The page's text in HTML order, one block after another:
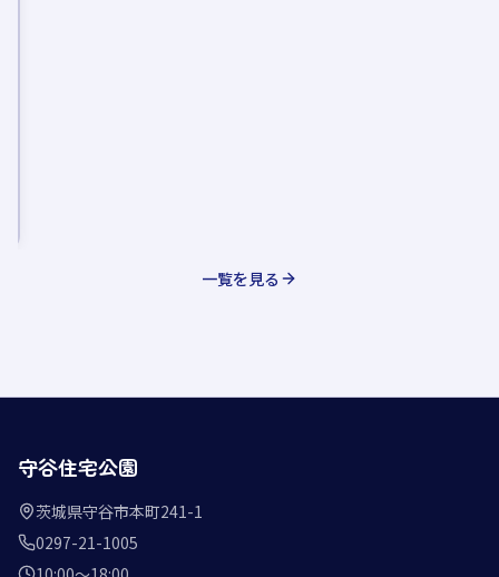
一覧を見る
守谷住宅公園
茨城県守谷市本町241-1
0297-21-1005